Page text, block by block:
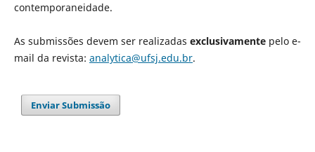
contemporaneidade.
As submissões devem ser realizadas exclusivamentepelo e-
mail da revista: analytica@ufsj.edu.br.
Enviar Submissão